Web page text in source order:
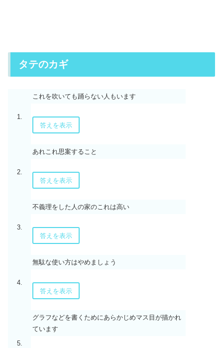
タテのカギ
1.
これを吹いても踊らない人もいます
答えを表示
2.
あれこれ思案すること
答えを表示
3.
不義理をした人の家のこれは高い
答えを表示
4.
無駄な使い方はやめましょう
答えを表示
5.
グラフなどを書くためにあらかじめマス目が描かれ
ています